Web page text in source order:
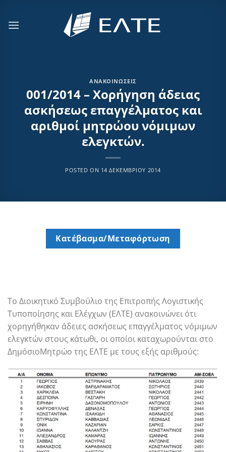
περιεχόμενο
ΑΝΑΚΟΙΝΏΣΕΙΣ
001/2014 – Χορήγηση άδειας
ασκήσεως επαγγέλματος και
αριθμοί μητρώου νόμιμων
ελεγκτών.
POSTED ON 14 ΔΕΚΕΜΒΡΊΟΥ 2014
Κατέβασμα/Μεταφόρτωση
Το Διοικητικό Συμβούλιο της Επιτροπής Λογιστικής
Τυποποίησης και Ελέγχων (ΕΛΤΕ) ανακοινώνει ότι
χορηγήθηκαν άδειες ασκήσεως επαγγέλματος νόμιμων
ελεγκτών στους κάτωθι, οι οποίοι καταχωρούνται στο
ΔημόσιοΜητρώο της ΕΛΤΕ με τους εξής αριθμούς: